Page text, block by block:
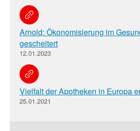
Arnold: Ökonomisierung im
gescheitert
12.01.2023
Vielfalt der Apotheken in Europa
25.01.2021